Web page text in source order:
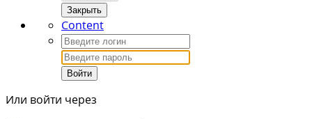
Закрыть
Content
Войти
Или войти через